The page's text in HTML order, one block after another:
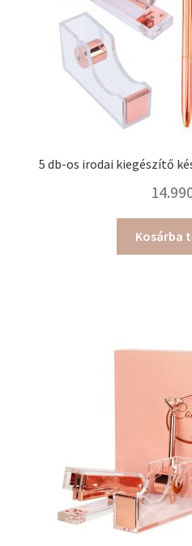
5 db-os irodai kiegészítő
Kosárba